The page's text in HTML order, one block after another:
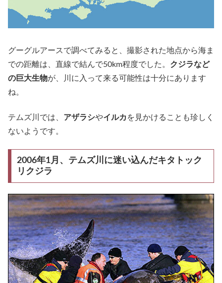
グーグルアースで調べてみると、撮影された地点から海ま
での距離は、直線で結んで50km程度でした。 クジラなど
の巨大生物が、川に入って来る可能性は十分にあります
ね。
テムズ川では、 アザラシやイルカ を見かけることも珍しく
ないようです。
2006年1月、テムズ川に迷い込んだキタトック
リクジラ